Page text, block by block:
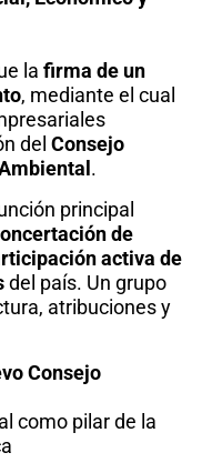
la firma de un
, mediante el cual
del Consejo
.
principal
de
activa de
del país. Un grupo
atribuciones y
Consejo
como pilar de la